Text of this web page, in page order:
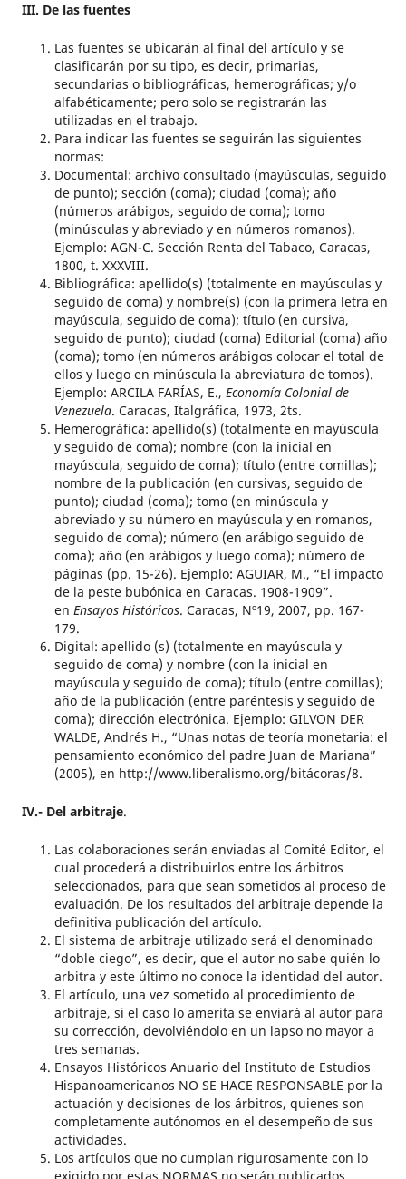
III. De las fuentes
Las fuentes se ubicarán al final del artículo y se
clasificarán por su tipo, es decir, primarias,
secundarias o bibliográficas, hemerográficas; y/o
alfabéticamente; pero solo se registrarán las
utilizadas en el trabajo.
Para indicar las fuentes se seguirán las siguientes
normas:
Documental: archivo consultado (mayúsculas, seguido
de punto); sección (coma); ciudad (coma); año
(números arábigos, seguido de coma); tomo
(minúsculas y abreviado y en números romanos).
Ejemplo: AGN-C. Sección Renta del Tabaco, Caracas,
1800, t. XXXVIII.
Bibliográfica: apellido(s) (totalmente en mayúsculas y
seguido de coma) y nombre(s) (con la primera letra en
mayúscula, seguido de coma); título (en cursiva,
seguido de punto); ciudad (coma) Editorial (coma) año
(coma); tomo (en números arábigos colocar el total de
ellos y luego en minúscula la abreviatura de tomos).
Ejemplo: ARCILA FARÍAS, E., Economía Colonial de
Venezuela. Caracas, Italgráfica, 1973, 2ts.
Hemerográfica: apellido(s) (totalmente en mayúscula
y seguido de coma); nombre (con la inicial en
mayúscula, seguido de coma); título (entre comillas);
nombre de la publicación (en cursivas, seguido de
punto); ciudad (coma); tomo (en minúscula y
abreviado y su número en mayúscula y en romanos,
seguido de coma); número (en arábigo seguido de
coma); año (en arábigos y luego coma); número de
páginas (pp. 15-26). Ejemplo: AGUIAR, M., “El impacto
de la peste bubónica en Caracas. 1908-1909”.
en Ensayos Históricos. Caracas, Nº19, 2007, pp. 167-
179.
Digital: apellido (s) (totalmente en mayúscula y
seguido de coma) y nombre (con la inicial en
mayúscula y seguido de coma); título (entre comillas);
año de la publicación (entre paréntesis y seguido de
coma); dirección electrónica. Ejemplo: GILVON DER
WALDE, Andrés H., “Unas notas de teoría monetaria: el
pensamiento económico del padre Juan de Mariana”
(2005), en http://www.liberalismo.org/bitácoras/8.
IV.- Del arbitraje.
Las colaboraciones serán enviadas al Comité Editor, el
cual procederá a distribuirlos entre los árbitros
seleccionados, para que sean sometidos al proceso de
evaluación. De los resultados del arbitraje depende la
definitiva publicación del artículo.
El sistema de arbitraje utilizado será el denominado
“doble ciego”, es decir, que el autor no sabe quién lo
arbitra y este último no conoce la identidad del autor.
El artículo, una vez sometido al procedimiento de
arbitraje, si el caso lo amerita se enviará al autor para
su corrección, devolviéndolo en un lapso no mayor a
tres semanas.
Ensayos Históricos Anuario del Instituto de Estudios
Hispanoamericanos NO SE HACE RESPONSABLE por la
actuación y decisiones de los árbitros, quienes son
completamente autónomos en el desempeño de sus
actividades.
Los artículos que no cumplan rigurosamente con lo